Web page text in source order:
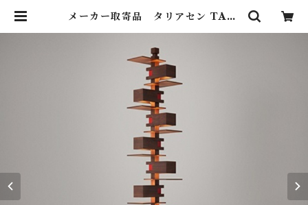
メーカー取寄品 タリアセン TALI
マギワ） | Lighting Art Galler
y (照明 ・ インテリア・家具）